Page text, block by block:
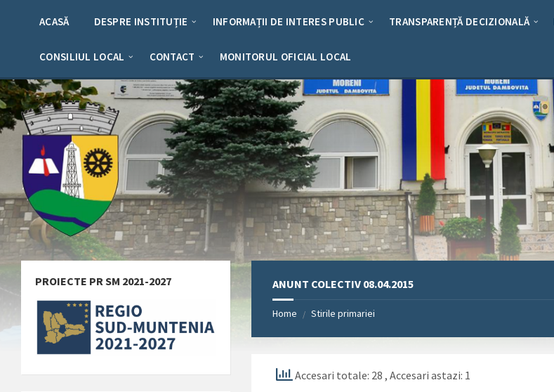
ACASĂ DESPRE INSTITUȚIE INFORMAȚII DE INTERES PUBLIC TRANSPARENȚĂ DECIZIONALĂ
CONSILIUL LOCAL CONTACT MONITORUL OFICIAL LOCAL
ANUNT COLECTIV 08.04.2015
Home / Stirile primariei
Accesari totale: 28, Accesari astazi: 1
PROIECTE PR SM 2021-2027